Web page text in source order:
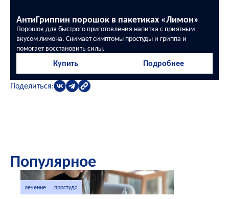
АнтиГриппин порошок в пакетиках «Лимон»
Порошок для быстрого приготовления напитка с приятным
вкусом лимона. Снимает симптомы простуды и гриппа и
помогает восстановить силы.
Купить Подробнее
Поделиться:
Популярное
лечение простуда